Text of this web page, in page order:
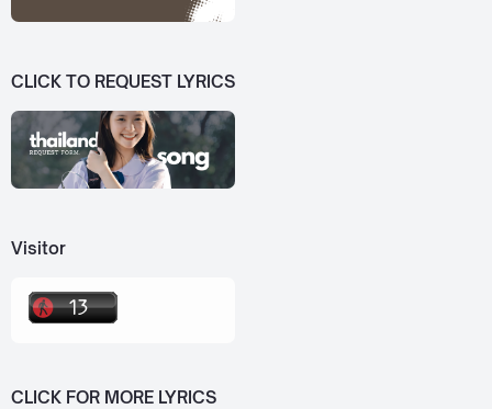
CLICK TO REQUEST LYRICS
Visitor
CLICK FOR MORE LYRICS